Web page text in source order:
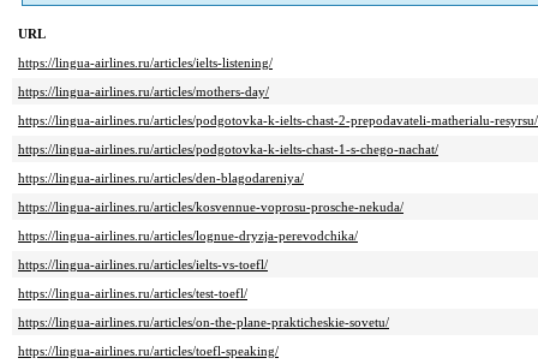
URL
https://lingua-airlines.ru/articles/ielts-listening/
https://lingua-airlines.ru/articles/mothers-day/
https://lingua-airlines.ru/articles/podgotovka-k-ielts-chast-2-prepodavateli-matherialu-resyrsu/
https://lingua-airlines.ru/articles/podgotovka-k-ielts-chast-1-s-chego-nachat/
https://lingua-airlines.ru/articles/den-blagodareniya/
https://lingua-airlines.ru/articles/kosvennue-voprosu-prosche-nekuda/
https://lingua-airlines.ru/articles/lognue-dryzja-perevodchika/
https://lingua-airlines.ru/articles/ielts-vs-toefl/
https://lingua-airlines.ru/articles/test-toefl/
https://lingua-airlines.ru/articles/on-the-plane-prakticheskie-sovetu/
https://lingua-airlines.ru/articles/toefl-speaking/